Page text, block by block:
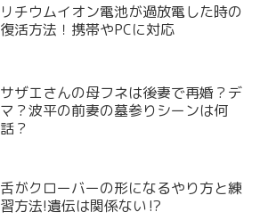
リチウムイオン電池が過放電した時の
復活方法！携帯やPCに対応
サザエさんの母フネは後妻で再婚？デ
マ？波平の前妻の墓参りシーンは何
話？
舌がクローバーの形になるやり方と練
習方法!遺伝は関係ない⁉